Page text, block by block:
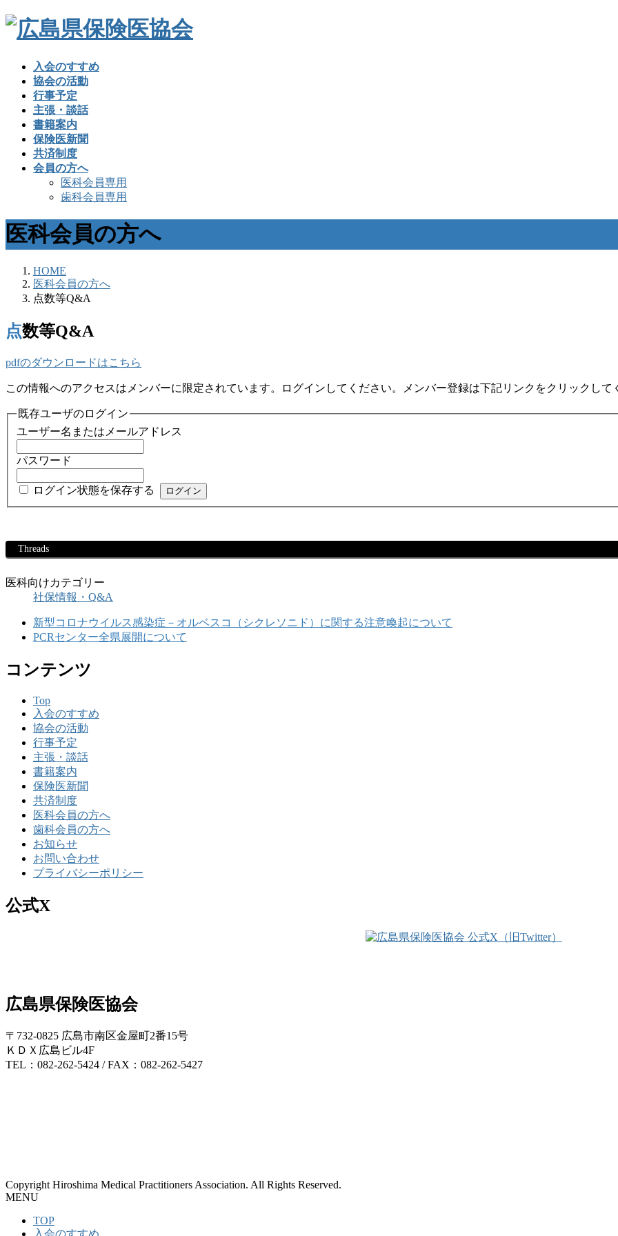
入会のすすめ
協会の活動
行事予定
主張・談話
書籍案内
保険医新聞
共済制度
会員の方へ
医科会員専用
歯科会員専用
医科会員の方へ
HOME
医科会員の方へ
点数等Q&A
点数等Q&A
pdfのダウンロードはこちら
この情報へのアクセスはメンバーに限定されています。ログインしてください。メンバー登録は下記リンクをクリックして
既存ユーザのログイン
ユーザー名またはメールアドレス
パスワード
ログイン状態を保存する
Threads
医科向けカテゴリー
社保情報・Q&A
新型コロナウイルス感染症－オルベスコ（シクレソニド）に関する注意喚起について
PCRセンター全県展開について
コンテンツ
Top
入会のすすめ
協会の活動
行事予定
主張・談話
書籍案内
保険医新聞
共済制度
医科会員の方へ
歯科会員の方へ
お知らせ
お問い合わせ
プライバシーポリシー
公式X
広島県保険医協会
〒732-0825 広島市南区金屋町2番15号
ＫＤＸ広島ビル4F
TEL：082-262-5424 / FAX：082-262-5427
Copyright Hiroshima Medical Practitioners Association. All Rights Reserved.
MENU
TOP
入会のすすめ